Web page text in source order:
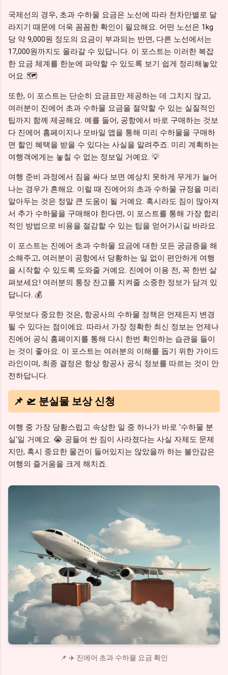
국제선의 경우, 초과 수하물 요금은 노선에 따라 천차만별로 달
라지기 때문에 더욱 꼼꼼한 확인이 필요해요. 어떤 노선은 1kg
당 약 9,000원 정도의 요금이 부과되는 반면, 다른 노선에서는
17,000원까지도 올라갈 수 있답니다. 이 포스트는 이러한 복잡
한 요금 체계를 한눈에 파악할 수 있도록 보기 쉽게 정리해놓았
어요. 🗺️
또한, 이 포스트는 단순히 요금표만 제공하는 데 그치지 않고,
여러분이 진에어 초과 수하물 요금을 절약할 수 있는 실질적인
팁까지 함께 제공해요. 예를 들어, 공항에서 바로 구매하는 것보
다 진에어 홈페이지나 모바일 앱을 통해 미리 수하물을 구매하
면 할인 혜택을 받을 수 있다는 사실을 알려주죠. 미리 계획하는
여행객에게는 놓칠 수 없는 정보일 거예요. 💡
여행 준비 과정에서 짐을 싸다 보면 예상치 못하게 무게가 늘어
나는 경우가 흔해요. 이럴 때 진에어의 초과 수하물 규정을 미리
알아두는 것은 정말 큰 도움이 될 거예요. 혹시라도 짐이 많아져
서 추가 수하물을 구매해야 한다면, 이 포스트를 통해 가장 합리
적인 방법으로 비용을 절감할 수 있는 팁을 얻어가시길 바라요.
이 포스트는 진에어 초과 수하물 요금에 대한 모든 궁금증을 해
소해주고, 여러분이 공항에서 당황하는 일 없이 편안하게 여행
을 시작할 수 있도록 도와줄 거예요. 진에어 이용 전, 꼭 한번 살
펴보세요! 여러분의 통장 잔고를 지켜줄 소중한 정보가 담겨 있
답니다. 💰
무엇보다 중요한 것은, 항공사의 수하물 정책은 언제든지 변경
될 수 있다는 점이에요. 따라서 가장 정확한 최신 정보는 언제나
진에어 공식 홈페이지를 통해 다시 한번 확인하는 습관을 들이
는 것이 좋아요. 이 포스트는 여러분의 이해를 돕기 위한 가이드
라인이며, 최종 결정은 항상 항공사 공식 정보를 따르는 것이 안
전하답니다.
📌 🛫 분실물 보상 신청
여행 중 가장 당황스럽고 속상한 일 중 하나가 바로 '수하물 분
실'일 거예요. 😭 공들여 싼 짐이 사라졌다는 사실 자체도 문제
지만, 혹시 중요한 물건이 들어있지는 않았을까 하는 불안감은
여행의 즐거움을 크게 해치죠.
📌 ✈️ 진에어 초과 수하물 요금 확인